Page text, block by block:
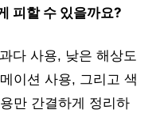
피할 수 있을까요?
다 사용, 낮은 해상도
이션 사용, 그리고 색
만 간결하게 정리하